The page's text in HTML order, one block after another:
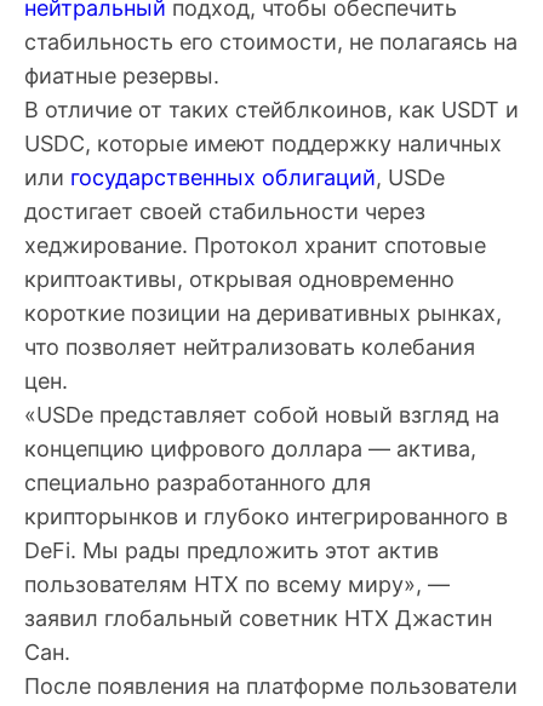
нейтральный подход, чтобы обеспечить
стабильность его стоимости, не полагаясь на
фиатные резервы.
В отличие от таких стейблкоинов, как USDT и
USDC, которые имеют поддержку наличных
или государственных облигаций, USDe
достигает своей стабильности через
хеджирование. Протокол хранит спотовые
криптоактивы, открывая одновременно
короткие позиции на деривативных рынках,
что позволяет нейтрализовать колебания
цен.
«USDe представляет собой новый взгляд на
концепцию цифрового доллара — актива,
специально разработанного для
крипторынков и глубоко интегрированного в
DeFi. Мы рады предложить этот актив
пользователям HTX по всему миру», —
заявил глобальный советник HTX Джастин
Сан.
После появления на платформе пользователи